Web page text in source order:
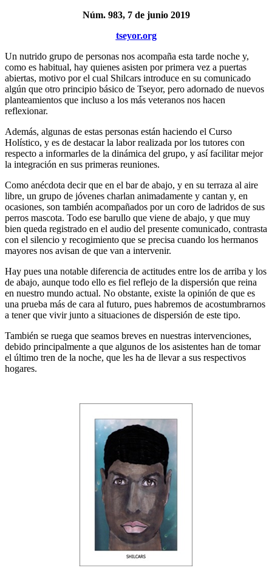
Núm. 983, 7 de junio 2019
tseyor.org
Un nutrido grupo de personas nos acompaña esta tarde noche y,
como es habitual, hay quienes asisten por primera vez a puertas
abiertas, motivo por el cual Shilcars introduce en su comunicado
algún que otro principio básico de Tseyor, pero adornado de nuevos
planteamientos que incluso a los más veteranos nos hacen
reflexionar.
Además, algunas de estas personas están haciendo el Curso
Holístico, y es de destacar la labor realizada por los tutores con
respecto a informarles de la dinámica del grupo, y así facilitar mejor
la integración en sus primeras reuniones.
Como anécdota decir que en el bar de abajo, y en su terraza al aire
libre, un grupo de jóvenes charlan animadamente y cantan y, en
ocasiones, son también acompañados por un coro de ladridos de sus
perros mascota. Todo ese barullo que viene de abajo, y que muy
bien queda registrado en el audio del presente comunicado, contrasta
con el silencio y recogimiento que se precisa cuando los hermanos
mayores nos avisan de que van a intervenir.
Hay pues una notable diferencia de actitudes entre los de arriba y los
de abajo, aunque todo ello es fiel reflejo de la dispersión que reina
en nuestro mundo actual. No obstante, existe la opinión de que es
una prueba más de cara al futuro, pues habremos de acostumbrarnos
a tener que vivir junto a situaciones de dispersión de este tipo.
También se ruega que seamos breves en nuestras intervenciones,
debido principalmente a que algunos de los asistentes han de tomar
el último tren de la noche, que les ha de llevar a sus respectivos
hogares.